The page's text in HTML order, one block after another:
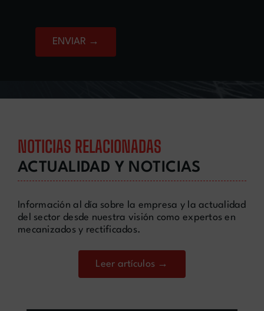
ENVIAR →
NOTICIAS RELACIONADAS
ACTUALIDAD Y NOTICIAS
Información al día sobre la empresa y la actualidad
del sector desde nuestra visión como expertos en
mecanizados y rectificados.
Leer artículos →